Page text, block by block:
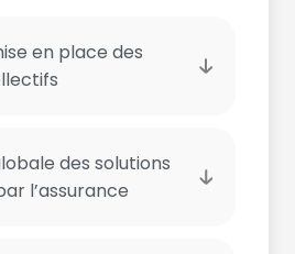
en place des
des solutions
l’assurance